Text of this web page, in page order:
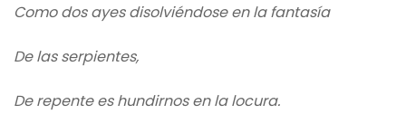
Como dos ayes disolviéndose en la fantasía
De las serpientes,
De repente es hundirnos en la locura.